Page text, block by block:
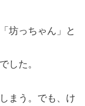
坊っちゃん」と
した。
まう。でも、け